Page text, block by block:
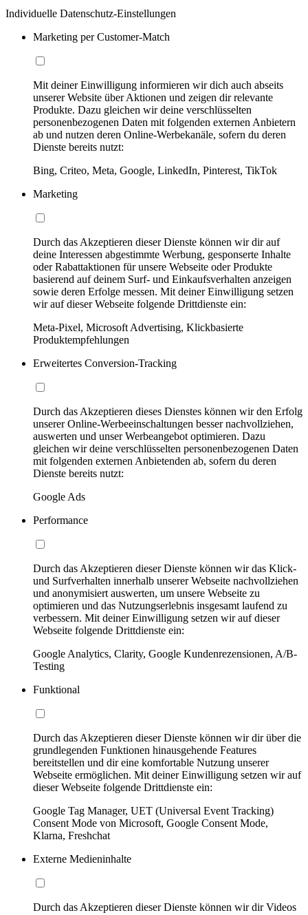
Individuelle Datenschutz-Einstellungen
Marketing per Customer-Match
Mit deiner Einwilligung informieren wir dich auch abseits
unserer Website über Aktionen und zeigen dir relevante
Produkte. Dazu gleichen wir deine verschlüsselten
personenbezogenen Daten mit folgenden externen Anbietern
ab und nutzen deren Online-Werbekanäle, sofern du deren
Dienste bereits nutzt:
Bing, Criteo, Meta, Google, LinkedIn, Pinterest, TikTok
Marketing
Durch das Akzeptieren dieser Dienste können wir dir auf
deine Interessen abgestimmte Werbung, gesponserte Inhalte
oder Rabattaktionen für unsere Webseite oder Produkte
basierend auf deinem Surf- und Einkaufsverhalten anzeigen
sowie deren Erfolge messen. Mit deiner Einwilligung setzen
wir auf dieser Webseite folgende Drittdienste ein:
Meta-Pixel, Microsoft Advertising, Klickbasierte
Produktempfehlungen
Erweitertes Conversion-Tracking
Durch das Akzeptieren dieses Dienstes können wir den Erfolg
unserer Online-Werbeeinschaltungen besser nachvollziehen,
auswerten und unser Werbeangebot optimieren. Dazu
gleichen wir deine verschlüsselten personenbezogenen Daten
mit folgenden externen Anbietenden ab, sofern du deren
Dienste bereits nutzt:
Google Ads
Performance
Durch das Akzeptieren dieser Dienste können wir das Klick-
und Surfverhalten innerhalb unserer Webseite nachvollziehen
und anonymisiert auswerten, um unsere Webseite zu
optimieren und das Nutzungserlebnis insgesamt laufend zu
verbessern. Mit deiner Einwilligung setzen wir auf dieser
Webseite folgende Drittdienste ein:
Google Analytics, Clarity, Google Kundenrezensionen, A/B-
Testing
Funktional
Durch das Akzeptieren dieser Dienste können wir dir über die
grundlegenden Funktionen hinausgehende Features
bereitstellen und dir eine komfortable Nutzung unserer
Webseite ermöglichen. Mit deiner Einwilligung setzen wir auf
dieser Webseite folgende Drittdienste ein:
Google Tag Manager, UET (Universal Event Tracking)
Consent Mode von Microsoft, Google Consent Mode,
Klarna, Freshchat
Externe Medieninhalte
Durch das Akzeptieren dieser Dienste können wir dir Videos